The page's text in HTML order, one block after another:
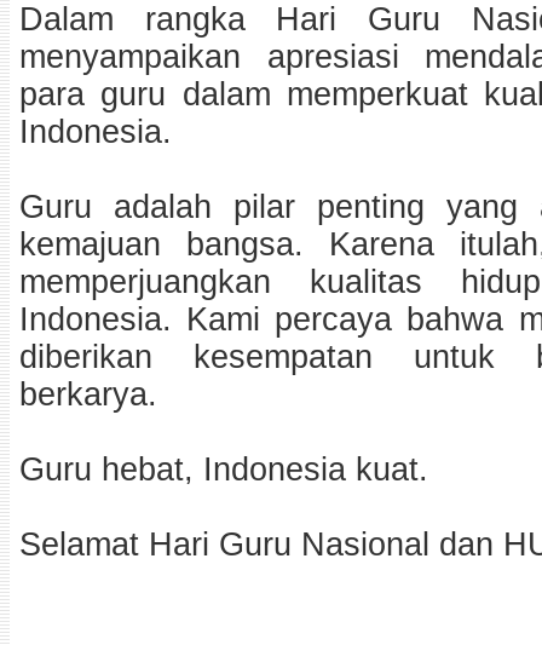
Dalam rangka Hari Guru
menyampaikan apresiasi
para guru dalam memperkuat
Indonesia.
Guru adalah pilar penting yang
kemajuan bangsa. Karena
memperjuangkan kualitas
Indonesia. Kami percaya bahwa
diberikan kesempatan untuk
berkarya.
Guru hebat, Indonesia kuat.
Selamat Hari Guru Nasional dan